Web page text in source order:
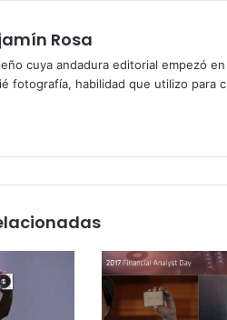
Rosa
cuya andadura editorial empezó
fotografía, habilidad que utilizo para